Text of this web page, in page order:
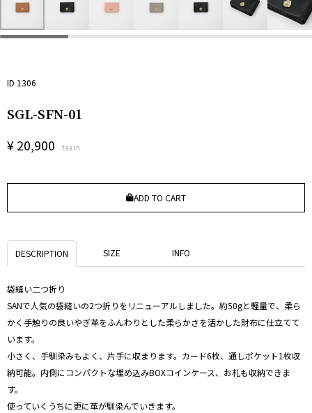
ID 1306
SGL-SFN-01
¥20,900 tax in
ADD TO CART
DESCRIPTION SIZE INFO
袋縫い二つ折り
SANで人気の袋縫いの2つ折りをリニューアルしました。約50gと軽量で、柔ら
かく手触りの良いやぎ革をふんわりとした柔らかさを活かした財布に仕立てて
います。
小さく、手馴染みもよく、片手に収まります。カード6枚、通しポケット1枚収
納可能。内側にコンパクトな埋め込みBOXコインケース、お札も収納できま
す。
使っていくうちに更に革が馴染んでいきます。